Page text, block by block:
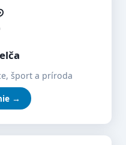
šport a príroda
→